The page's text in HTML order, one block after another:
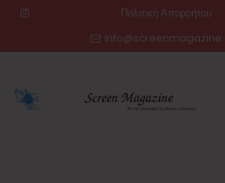
Πολιτική Απορρήτου